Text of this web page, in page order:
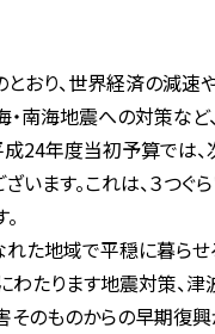
り、世界経済の減速
南海地震への対策など
24年度当初予算では
ます。これは、３つぐ
た地域で平穏に暮らせ
わたります地震対策、
のものからの早期復